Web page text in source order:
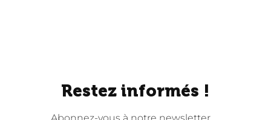
Restez informés !